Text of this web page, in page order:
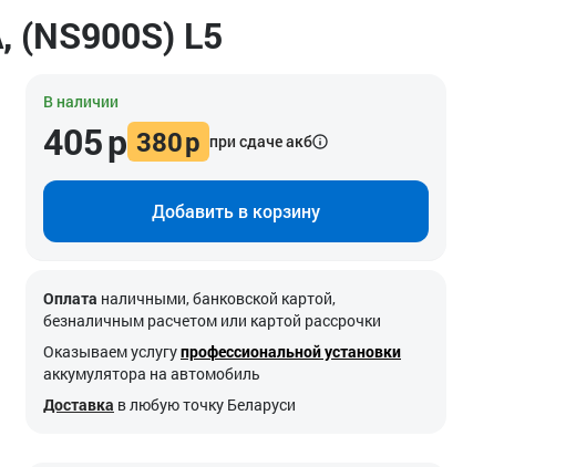
(NS900S) L5
В наличии
405р 380р при сдаче акб
Добавить в корзину
Оплата наличными, банковской картой,
безналичным расчетом или картой рассрочки
Оказываем услугупрофессиональной установки
аккумулятора на автомобиль
Доставка в любую точку Беларуси